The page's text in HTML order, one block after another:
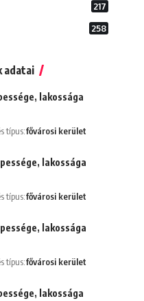
217
258
adatai
lakossága
típus:fővárosi kerület
lakossága
típus:fővárosi kerület
lakossága
típus:fővárosi kerület
lakossága